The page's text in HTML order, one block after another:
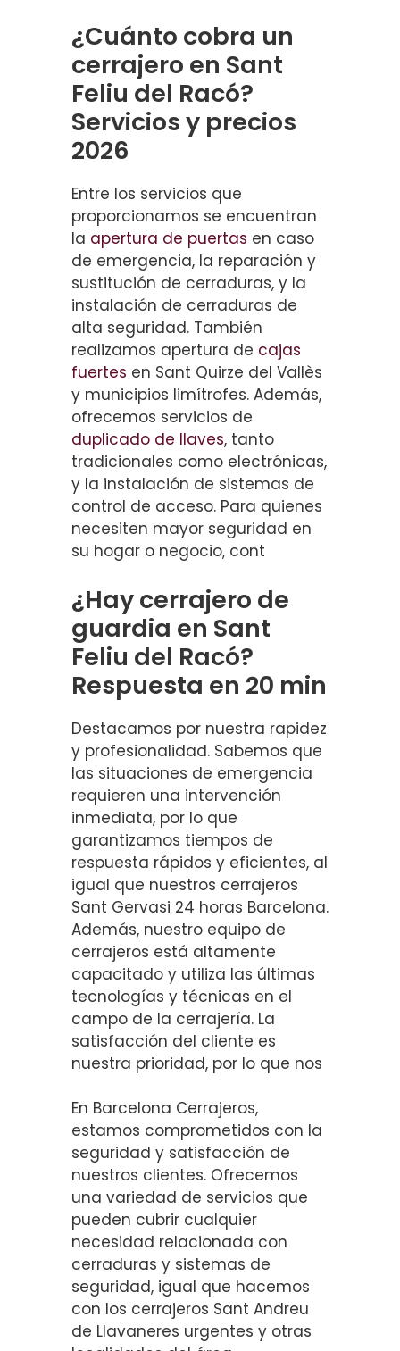
¿Cuánto cobra un
cerrajero en Sant
Feliu del Racó?
Servicios y precios
2026
Entre los servicios que
proporcionamos se encuentran
la apertura de puertas en caso
de emergencia, la reparación y
sustitución de cerraduras, y la
instalación de cerraduras de
alta seguridad. También
realizamos apertura de cajas
fuertes en Sant Quirze del Vallès
y municipios limítrofes. Además,
ofrecemos servicios de
duplicado de llaves, tanto
tradicionales como electrónicas,
y la instalación de sistemas de
control de acceso. Para quienes
necesiten mayor seguridad en
su hogar o negocio, cont
¿Hay cerrajero de
guardia en Sant
Feliu del Racó?
Respuesta en 20 min
Destacamos por nuestra rapidez
y profesionalidad. Sabemos que
las situaciones de emergencia
requieren una intervención
inmediata, por lo que
garantizamos tiempos de
respuesta rápidos y eficientes, al
igual que nuestros cerrajeros
Sant Gervasi 24 horas Barcelona.
Además, nuestro equipo de
cerrajeros está altamente
capacitado y utiliza las últimas
tecnologías y técnicas en el
campo de la cerrajería. La
satisfacción del cliente es
nuestra prioridad, por lo que nos
En Barcelona Cerrajeros,
estamos comprometidos con la
seguridad y satisfacción de
nuestros clientes. Ofrecemos
una variedad de servicios que
pueden cubrir cualquier
necesidad relacionada con
cerraduras y sistemas de
seguridad, igual que hacemos
con los cerrajeros Sant Andreu
de Llavaneres urgentes y otras